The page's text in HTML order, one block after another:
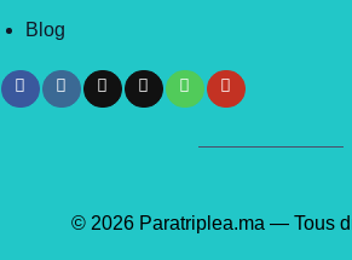
Blog
© 2026 Paratriplea.ma — Tous